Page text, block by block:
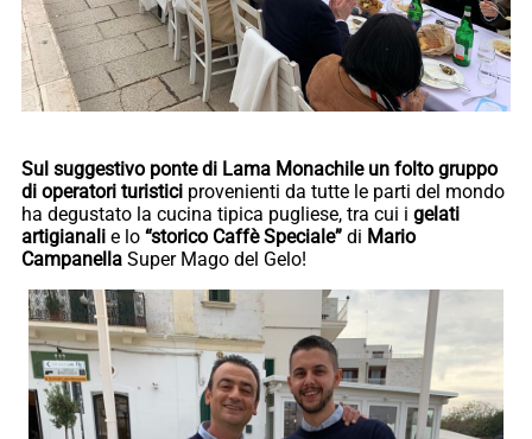
Sul suggestivo ponte di Lama Monachile un folto gruppo
di operatori turistici provenienti da tutte le parti del mondo
ha degustato la cucina tipica pugliese, tra cui i gelati
artigianali e lo “storico Caffè Speciale” di Mario
Campanella Super Mago del Gelo!